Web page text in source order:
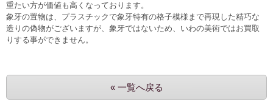
重たい方が価値も高くなっております。
象牙の置物は、プラスチックで象牙特有の格子模様まで再現した精巧な
造りの偽物がございますが、象牙ではないため、いわの美術ではお買取
りする事ができません。
« 一覧へ戻る